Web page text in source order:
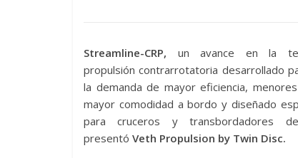
Streamline-CRP, un avance en la
propulsión contrarrotatoria desarrollado
la demanda de mayor eficiencia,
mayor comodidad a bordo y diseñado
para cruceros y transbordadores
presentó Veth Propulsion by Twin Disc.